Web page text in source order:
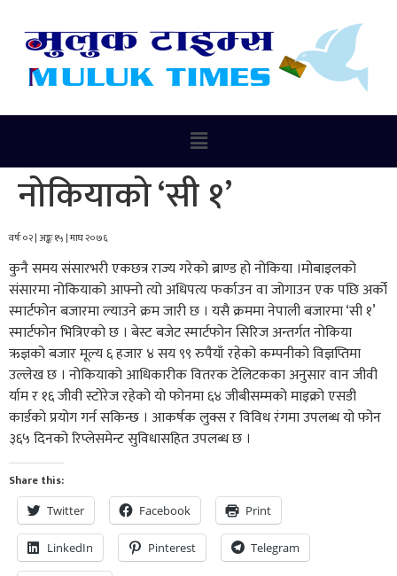
नोकियाको ‘सी १’
वर्षः ०२ | अङ्कः १५ | माघ २०७६
कुनै समय संसारभरी एकछत्र राज्य गरेको ब्राण्ड हो नोकिया ।मोबाइलको
संसारमा नोकियाको आफ्नो त्यो अधिपत्य फर्काउन वा जोगाउन एक पछि अर्को
स्मार्टफोन बजारमा ल्याउने क्रम जारी छ । यसै क्रममा नेपाली बजारमा ‘सी १’
स्मार्टफोन भित्रिएको छ । बेस्ट बजेट स्मार्टफोन सिरिज अन्तर्गत नोकिया
ऋज्ञको बजार मूल्य ६ हजार ४ सय ९९ रुपैयाँ रहेको कम्पनीको विज्ञप्तिमा
उल्लेख छ । नोकियाको आधिकारीक वितरक टेलिटकका अनुसार वान जीवी
र्याम र १६ जीवी स्टोरेज रहेको यो फोनमा ६४ जीबीसम्मको माइक्रो एसडी
कार्डको प्रयोग गर्न सकिन्छ । आकर्षक लुक्स र विविध रंगमा उपलब्ध यो फोन
३६५ दिनको रिप्लेसमेन्ट सुविधासहित उपलब्ध छ ।
Share this:
Twitter Facebook Print
LinkedIn Pinterest Telegram